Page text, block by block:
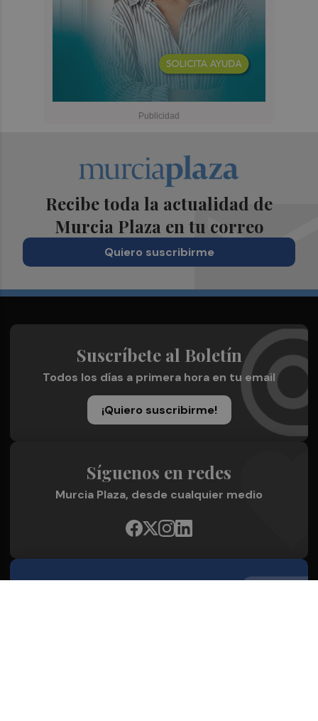
Recibe toda la actualidad de
Murcia Plaza en tu correo
Quiero suscribirme
Suscríbete al Boletín
Todos los días a primera hora en tu email
¡Quiero suscribirme!
Síguenos en redes
Murcia Plaza, desde cualquier medio